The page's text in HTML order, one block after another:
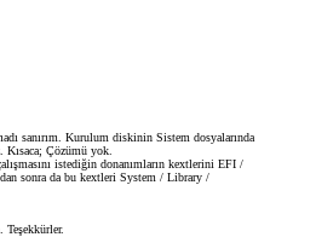
sanırım. Kurulum diskinin Sistem dosyalarında
Kısaca; Çözümü yok.
istediğin donanımların kextlerini EFI /
sonra da bu kextleri System / Library /
Teşekkürler.